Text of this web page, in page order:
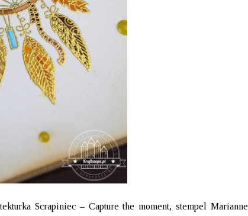
tekturka Scrapiniec – Capture the moment,stempel Marianne